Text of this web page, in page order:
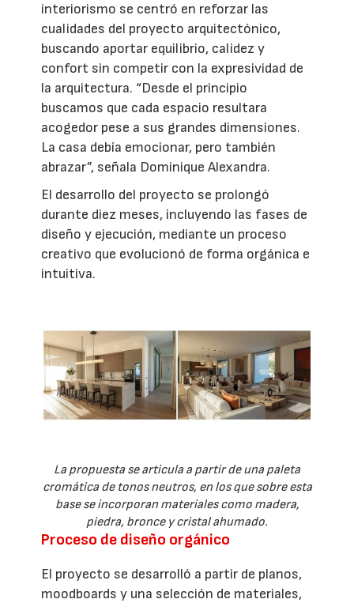
interiorismo se centró en reforzar las
cualidades del proyecto arquitectónico,
buscando aportar equilibrio, calidez y
confort sin competir con la expresividad de
la arquitectura. “Desde el principio
buscamos que cada espacio resultara
acogedor pese a sus grandes dimensiones.
La casa debía emocionar, pero también
abrazar”, señala Dominique Alexandra.
El desarrollo del proyecto se prolongó
durante diez meses, incluyendo las fases de
diseño y ejecución, mediante un proceso
creativo que evolucionó de forma orgánica e
intuitiva.
La propuesta se articula a partir de una paleta
cromática de tonos neutros, en los que sobre esta
base se incorporan materiales como madera,
piedra, bronce y cristal ahumado.
Proceso de diseño orgánico
El proyecto se desarrolló a partir de planos,
moodboards y una selección de materiales,